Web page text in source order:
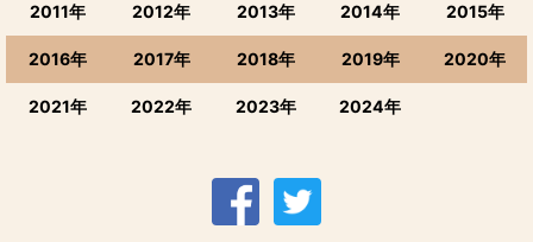
2011年 2012年 2013年 2014年 2015年
2016年 2017年 2018年 2019年 2020年
2021年 2022年 2023年 2024年